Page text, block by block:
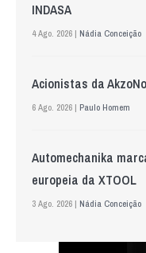
INDASA
4 Ago. 2026 | Nádia Conceição
Acionistas da
6 Ago. 2026 | Paulo Homem
Automechanika
europeia da XTOOL
3 Ago. 2026 | Nádia Conceição